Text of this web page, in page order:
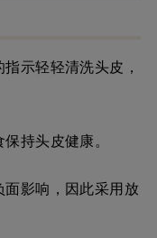
示轻轻清洗头皮，
持头皮健康。
面影响，因此采用放